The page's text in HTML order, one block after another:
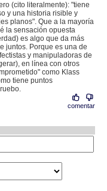
(cito literalmente): "tiene
y una historia risible y
planos". Que a la mayoría
la sensación opuesta
es algo que da más
juntos. Porque es una de
y manipuladoras de
en línea con otros
como Klass
tiene puntos
comentar